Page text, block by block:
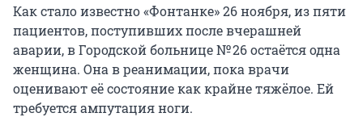
Как стало известно «Фонтанке» 26 ноября, из пяти
пациентов, поступивших после вчерашней
аварии, в Городской больнице № 26 остаётся одна
женщина. Она в реанимации, пока врачи
оценивают её состояние как крайне тяжёлое. Ей
требуется ампутация ноги.